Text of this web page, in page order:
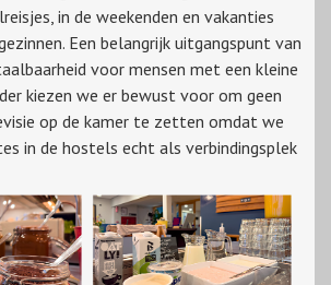
in de weekenden en vakanties
Een belangrijk uitgangspunt van
voor mensen met een kleine
kiezen we er bewust voor om geen
op de kamer te zetten omdat we
in de hostels echt als verbindingsplek